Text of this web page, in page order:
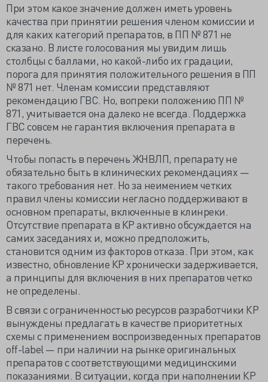
При этом какое значение должен иметь уровень
качества при принятии решения членом комиссии и
для каких категорий препаратов, в ПП № 871 не
сказано. В листе голосования мы увидим лишь
столбцы с баллами, но какой-либо их градации,
порога для принятия положительного решения в ПП
№ 871 нет. Членам комиссии представляют
рекомендацию ГВС. Но, вопреки положению ПП №
871, учитывается она далеко не всегда. Поддержка
ГВС совсем не гарантия включения препарата в
перечень.
Чтобы попасть в перечень ЖНВЛП, препарату не
обязательно быть в клинических рекомендациях —
такого требования нет. Но за неимением четких
правил члены комиссии негласно поддерживают в
основном препараты, включенные в клинреки.
Отсутствие препарата в КР активно обсуждается на
самих заседаниях и, можно предположить,
становится одним из факторов отказа. При этом, как
известно, обновление КР хронически задерживается,
а принципы для включения в них препаратов четко
не определены.
В связи с ограниченностью ресурсов разработчики КР
вынуждены предлагать в качестве приоритетных
схемы с применением воспроизведенных препаратов
off-label — при наличии на рынке оригинальных
препаратов с соответствующими медицинскими
показаниями. В ситуации, когда при наполнении КР